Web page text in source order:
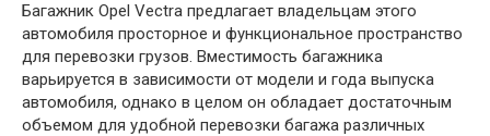
Багажник Opel Vectra предлагает владельцам этого
автомобиля просторное и функциональное пространство
для перевозки грузов. Вместимость багажника
варьируется в зависимости от модели и года выпуска
автомобиля, однако в целом он обладает достаточным
объемом для удобной перевозки багажа различных